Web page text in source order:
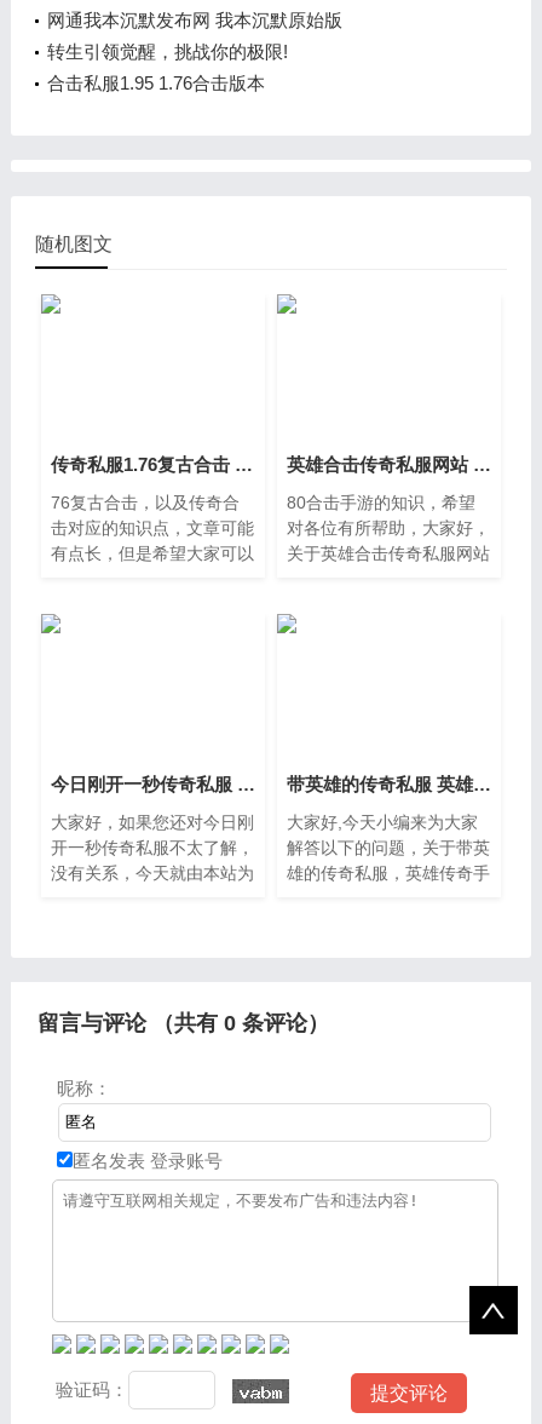
网通我本沉默发布网 我本沉默原始版
转生引领觉醒，挑战你的极限!
合击私服1.95 1.76合击版本
随机图文
传奇私服1.76复古合击 传奇合击
76复古合击，以及传奇合
击对应的知识点，文章可能
有点长，但是希望大家可以
帮助，可以解决了您的问
英雄合击传奇私服网站 英雄合击1.80合击手游
80合击手游的知识，希望
对各位有所帮助，大家好，
关于英雄合击传奇私服网站
英雄合击1。一、传奇英雄
今日刚开一秒传奇私服 传奇新开网站开服
大家好，如果您还对今日刚
开一秒传奇私服不太了解，
没有关系，今天就由本站为
带英雄的传奇私服 英雄传奇手机版下载
大家好,今天小编来为大家
解答以下的问题，关于带英
雄的传奇私服，英雄传奇手
留言与评论 （共有 0条评论）
昵称：
匿名发表 登录账号
验证码：